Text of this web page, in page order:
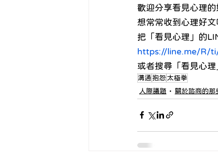
歡迎分享看見心理
想常常收到心理好
把「看見心理」的
https://line.me/R/
或者搜尋「看見心
溝通 抱怨 太極拳
人際議題
關於諮商的那